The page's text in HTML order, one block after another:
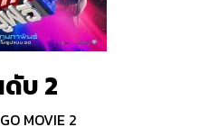
บ 2
MOVIE 2